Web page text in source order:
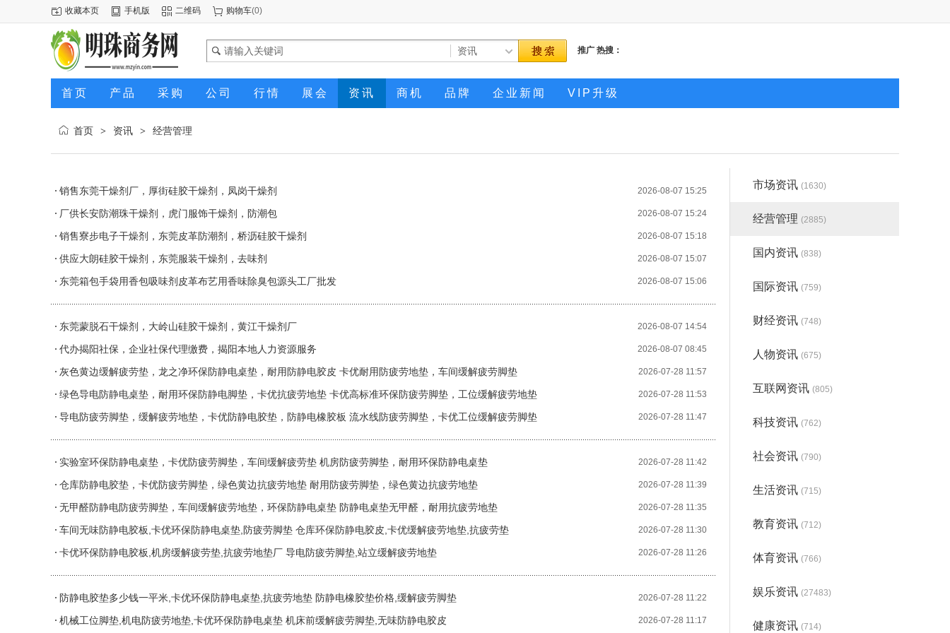
收藏本页 手机版 二维码 购物车(0)
推广 热搜：
首页 产品 采购 公司 行情 展会 资讯 商机 品牌 企业新闻 VIP升级
首页 > 资讯 > 经营管理
2026-08-07 15:25
销售东莞干燥剂厂，厚街硅胶干燥剂，凤岗干燥剂
2026-08-07 15:24
厂供长安防潮珠干燥剂，虎门服饰干燥剂，防潮包
2026-08-07 15:18
销售寮步电子干燥剂，东莞皮革防潮剂，桥沥硅胶干燥剂
2026-08-07 15:07
供应大朗硅胶干燥剂，东莞服装干燥剂，去味剂
2026-08-07 15:06
东莞箱包手袋用香包吸味剂皮革布艺用香味除臭包源头工厂批发
2026-08-07 14:54
东莞蒙脱石干燥剂，大岭山硅胶干燥剂，黄江干燥剂厂
2026-08-07 08:45
代办揭阳社保，企业社保代理缴费，揭阳本地人力资源服务
2026-07-28 11:57
灰色黄边缓解疲劳垫，龙之净环保防静电桌垫，耐用防静电胶皮 卡优耐用防疲劳地垫，车间缓解疲劳脚垫
2026-07-28 11:53
绿色导电防静电桌垫，耐用环保防静电脚垫，卡优抗疲劳地垫 卡优高标准环保防疲劳脚垫，工位缓解疲劳地垫
2026-07-28 11:47
导电防疲劳脚垫，缓解疲劳地垫，卡优防静电胶垫，防静电橡胶板 流水线防疲劳脚垫，卡优工位缓解疲劳脚垫
2026-07-28 11:42
实验室环保防静电桌垫，卡优防疲劳脚垫，车间缓解疲劳垫 机房防疲劳脚垫，耐用环保防静电桌垫
2026-07-28 11:39
仓库防静电胶垫，卡优防疲劳脚垫，绿色黄边抗疲劳地垫 耐用防疲劳脚垫，绿色黄边抗疲劳地垫
2026-07-28 11:35
无甲醛防静电防疲劳脚垫，车间缓解疲劳地垫，环保防静电桌垫 防静电桌垫无甲醛，耐用抗疲劳地垫
2026-07-28 11:30
车间无味防静电胶板,卡优环保防静电桌垫,防疲劳脚垫 仓库环保防静电胶皮,卡优缓解疲劳地垫,抗疲劳垫
2026-07-28 11:26
卡优环保防静电胶板,机房缓解疲劳垫,抗疲劳地垫厂 导电防疲劳脚垫,站立缓解疲劳地垫
2026-07-28 11:22
防静电胶垫多少钱一平米,卡优环保防静电桌垫,抗疲劳地垫 防静电橡胶垫价格,缓解疲劳脚垫
2026-07-28 11:17
机械工位脚垫,机电防疲劳地垫,卡优环保防静电桌垫 机床前缓解疲劳脚垫,无味防静电胶皮
市场资讯 (1630)
经营管理 (2885)
国内资讯 (838)
国际资讯 (759)
财经资讯 (748)
人物资讯 (675)
互联网资讯 (805)
科技资讯 (762)
社会资讯 (790)
生活资讯 (715)
教育资讯 (712)
体育资讯 (766)
娱乐资讯 (27483)
健康资讯 (714)